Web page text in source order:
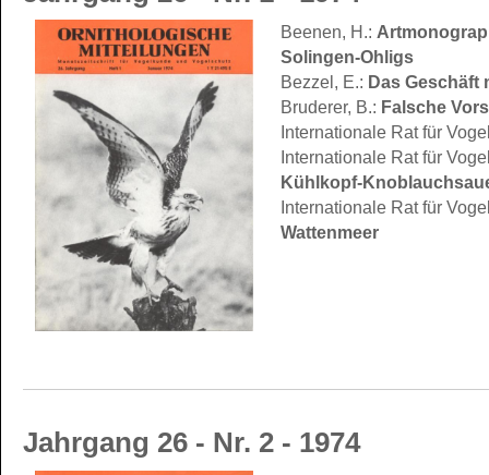
Beenen, H.:
Solingen-Ohligs
Bezzel, E.: Das Geschäft
Bruderer, B.: Falsche
Internationale Rat für
Internationale Rat für
Kühlkopf-
Internationale Rat für
Wattenmeer
Jahrgang 26 - Nr. 2 - 1974